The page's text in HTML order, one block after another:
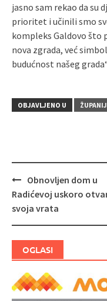
jasno sam rekao da su
prioritet i učinili smo
kompleks Galdovo što
nova zgrada, već
budućnost našeg
OBJAVLJENO U
Navigacija
objava
Obnovljen dom u
Radićevoj uskoro
svoja vrata
OGLASI